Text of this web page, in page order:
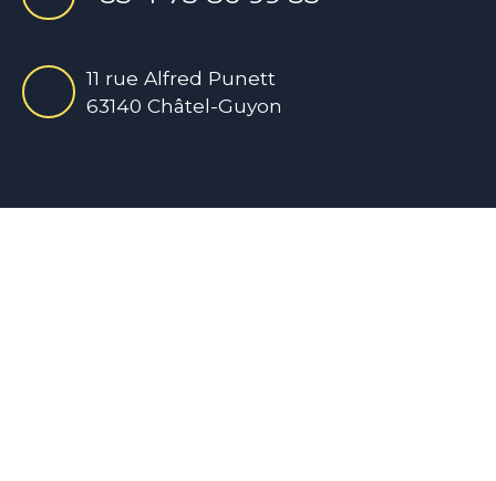
11 rue Alfred Punett
63140 Châtel-Guyon